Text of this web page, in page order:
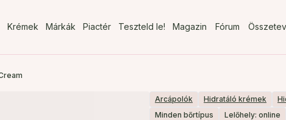
Krémek Márkák Piactér Teszteld le! Magazin Fórum
Arcápolók Hidratáló krémek
Minden bőrtípus
Lelőhely: online